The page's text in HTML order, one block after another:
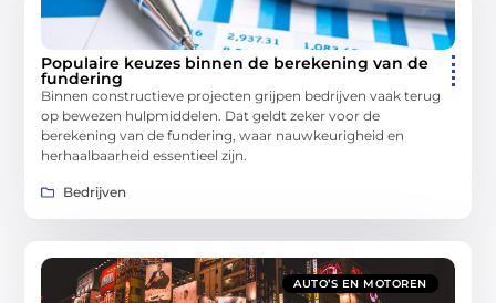
Populaire keuzes binnen de berekening van de
fundering
Binnen constructieve projecten grijpen bedrijven vaak terug
op bewezen hulpmiddelen. Dat geldt zeker voor de
berekening van de fundering, waar nauwkeurigheid en
herhaalbaarheid essentieel zijn.
Bedrijven
AUTO’S EN MOTOREN